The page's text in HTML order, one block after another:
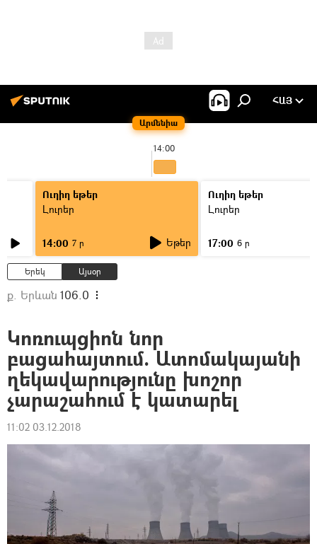
Արմենիա
ՀԱՅ
14:00
Ուղիղ եթեր
Լուրեր
14:00 7 ր Եթեր
Ուղիղ եթեր
Լուրեր
17:00 6 ր
Երեկ Այսօր
ք. Երևան 106.0
Կոռուպցիոն նոր
բացահայտում. Ատոմակայանի
ղեկավարությունը խոշոր
չարաշահում է կատարել
11:02 03.12.2018